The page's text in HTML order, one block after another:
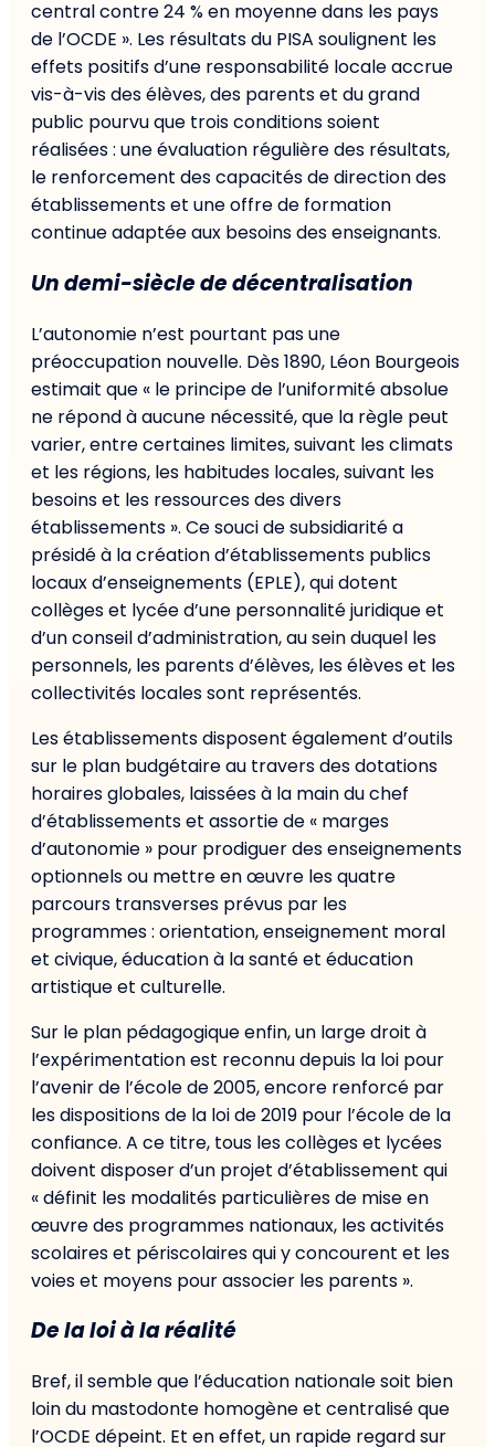
central contre 24 % en moyenne dans les pays
de l’OCDE ». Les résultats du PISA soulignent les
effets positifs d’une responsabilité locale accrue
vis-à-vis des élèves, des parents et du grand
public pourvu que trois conditions soient
réalisées : une évaluation régulière des résultats,
le renforcement des capacités de direction des
établissements et une offre de formation
continue adaptée aux besoins des enseignants.
Un demi-siècle de décentralisation
L’autonomie n’est pourtant pas une
préoccupation nouvelle. Dès 1890, Léon Bourgeois
estimait que « le principe de l’uniformité absolue
ne répond à aucune nécessité, que la règle peut
varier, entre certaines limites, suivant les climats
et les régions, les habitudes locales, suivant les
besoins et les ressources des divers
établissements ». Ce souci de subsidiarité a
présidé à la création d’établissements publics
locaux d’enseignements (EPLE), qui dotent
collèges et lycée d’une personnalité juridique et
d’un conseil d’administration, au sein duquel les
personnels, les parents d’élèves, les élèves et les
collectivités locales sont représentés.
Les établissements disposent également d’outils
sur le plan budgétaire au travers des dotations
horaires globales, laissées à la main du chef
d’établissements et assortie de « marges
d’autonomie » pour prodiguer des enseignements
optionnels ou mettre en œuvre les quatre
parcours transverses prévus par les
programmes : orientation, enseignement moral
et civique, éducation à la santé et éducation
artistique et culturelle.
Sur le plan pédagogique enfin, un large droit à
l’expérimentation est reconnu depuis la loi pour
l’avenir de l’école de 2005, encore renforcé par
les dispositions de la loi de 2019 pour l’école de la
confiance. A ce titre, tous les collèges et lycées
doivent disposer d’un projet d’établissement qui
« définit les modalités particulières de mise en
œuvre des programmes nationaux, les activités
scolaires et périscolaires qui y concourent et les
voies et moyens pour associer les parents ».
De la loi à la réalité
Bref, il semble que l’éducation nationale soit bien
loin du mastodonte homogène et centralisé que
l’OCDE dépeint. Et en effet, un rapide regard sur